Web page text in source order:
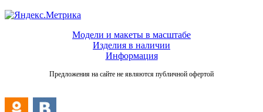
Модели и макеты в масштабе
Изделия в наличии
Информация
Предложения на сайте не являются публичной офертой